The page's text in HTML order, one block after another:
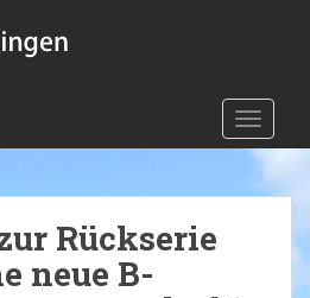
Rückserie
neue B-